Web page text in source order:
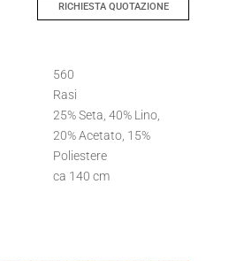
RICHIESTA QUOTAZIONE
560
Rasi
25% Seta, 40% Lino,
20% Acetato, 15%
Poliestere
ca 140 cm